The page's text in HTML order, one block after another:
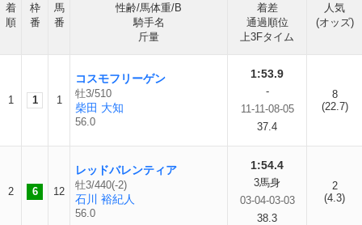
着
順
枠
番
馬
番
性齢/馬体重/B
騎手名
斤量
着差
通過順位
上3Fタイム
人気
(オッズ)
1 1 1
コスモフリーゲン
牡3/510
柴田 大知
56.0
1:53.9
-
11-11-08-05
37.4
8
(22.7)
2 6 12
レッドバレンティア
牡3/440(-2)
石川 裕紀人
56.0
1:54.4
3馬身
03-04-03-03
38.3
2
(4.3)